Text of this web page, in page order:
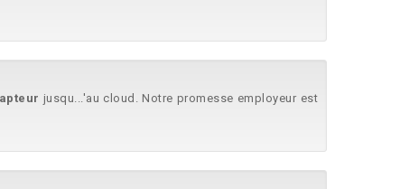
jusqu...'au cloud. Notre promesse employeur est